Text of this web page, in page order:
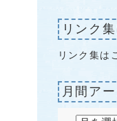
リンク
リンク集は
月間ア